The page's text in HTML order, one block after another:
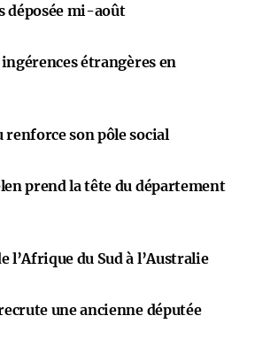
déposée mi-août
étrangères en
renforce son pôle social
prend la tête du département
l’Afrique du Sud à l’Australie
une ancienne députée